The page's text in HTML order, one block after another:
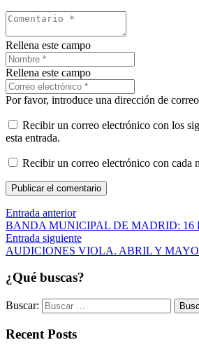
Rellena este campo
Rellena este campo
Por favor, introduce una dirección de
Recibir un correo electrónico con los
esta entrada.
Recibir un correo electrónico con cada
Publicar el comentario
Entrada anterior
BANDA MUNICIPAL DE MADRID: 16
Entrada siguiente
AUDICIONES VIOLA. ABRIL Y MAYO
¿Qué buscas?
Buscar:
Recent Posts